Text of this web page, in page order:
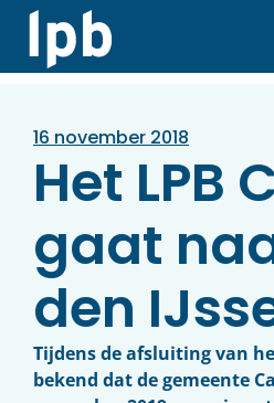
16 november 2018
Het LPB
gaat
den
Tijdens de afsluiting van
bekend dat de gemeente